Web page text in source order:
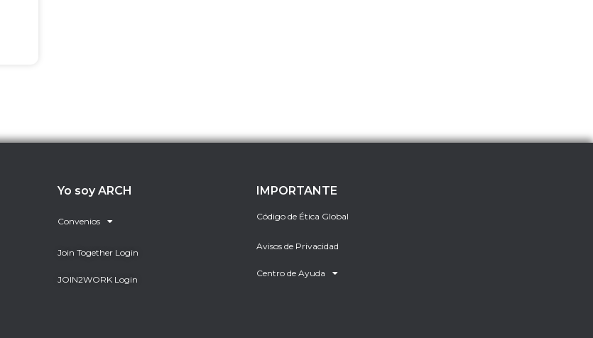
Yo soy ARCH
Convenios
Join Together Login
JOIN2WORK Login
IMPORTANTE
Código de Ética Global
Avisos de Privacidad
Centro de Ayuda